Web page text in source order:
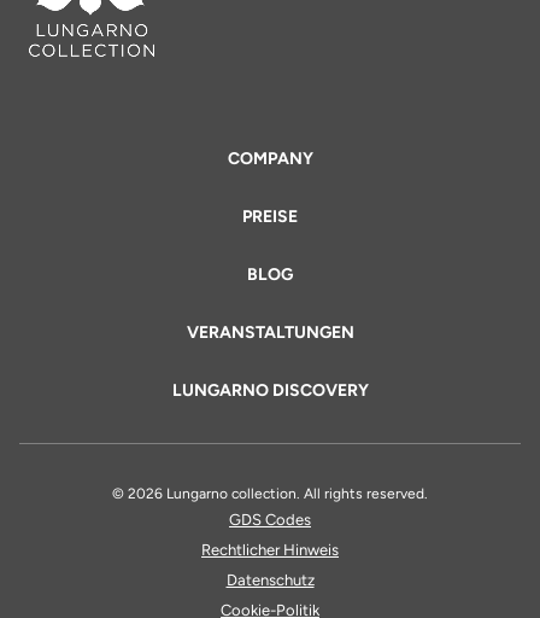
COMPANY
PREISE
BLOG
VERANSTALTUNGEN
LUNGARNO DISCOVERY
© 2026 Lungarno collection. All rights reserved.
GDS Codes
Rechtlicher Hinweis
Datenschutz
Cookie-Politik